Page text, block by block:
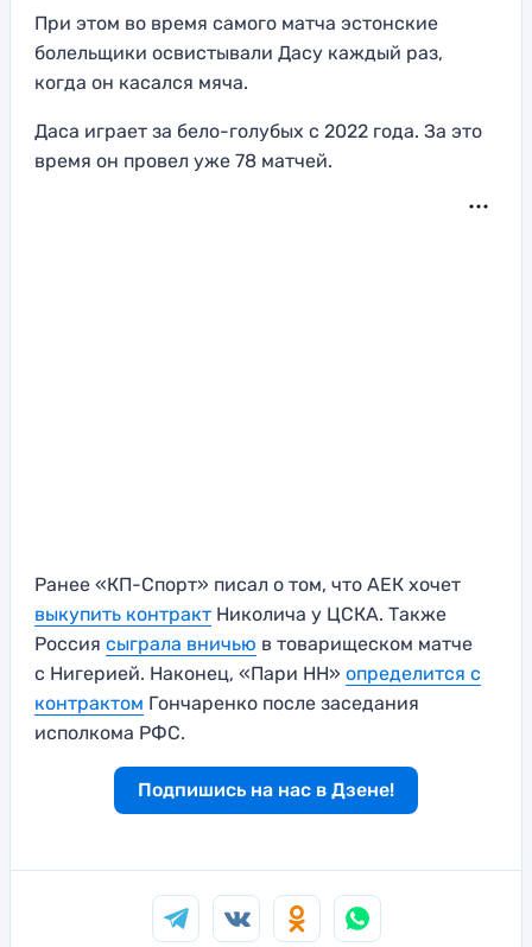
При этом во время самого матча эстонские
болельщики освистывали Дасу каждый раз,
когда он касался мяча.
Даса играет за бело-голубых с 2022 года. За это
время он провел уже 78 матчей.
Ранее «КП-Спорт» писал о том, что АЕК хочет
выкупить контракт Николича у ЦСКА. Также
Россия сыграла вничью в товарищеском матче
с Нигерией. Наконец, «Пари НН» определится с
контрактом Гончаренко после заседания
исполкома РФС.
Подпишись на нас в Дзене!